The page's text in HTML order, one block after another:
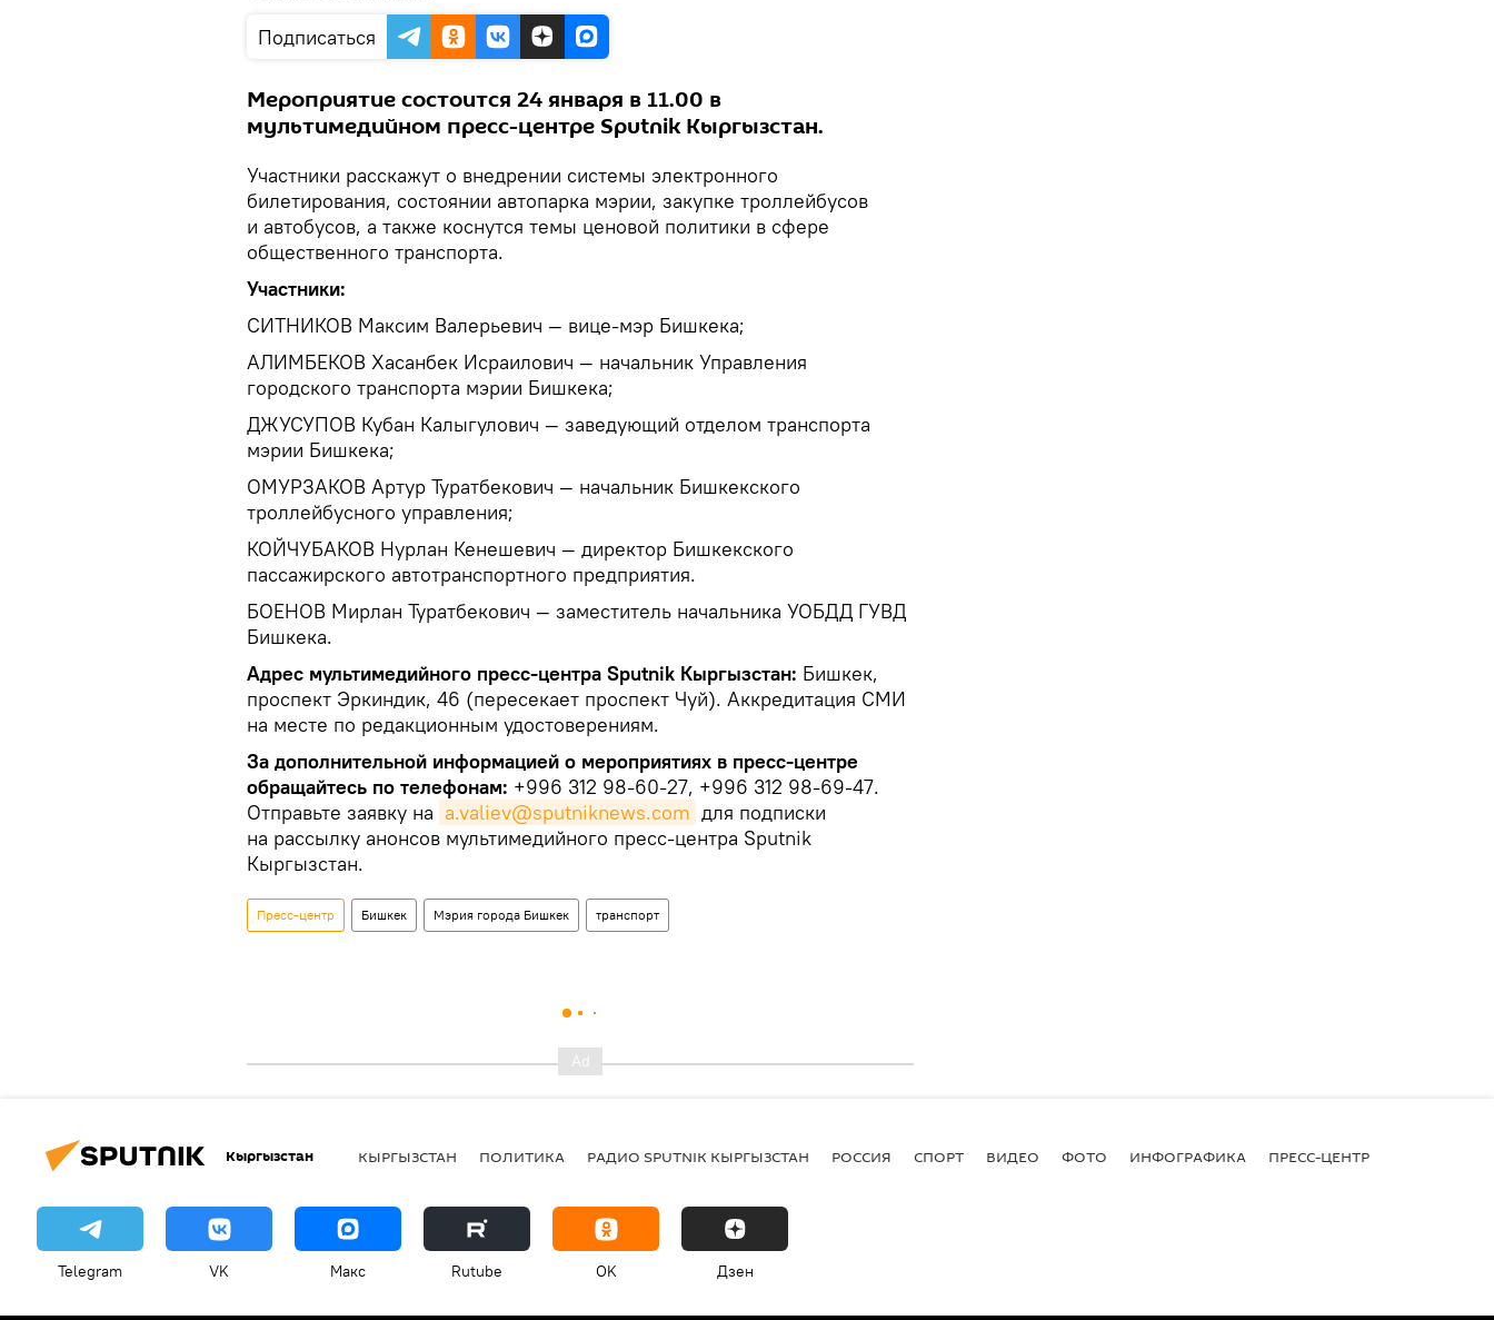
Подписаться
Мероприятие состоится 24 января в 11.00 в
мультимедийном пресс-центре Sputnik Кыргызстан.
Участники расскажут о внедрении системы электронного
билетирования, состоянии автопарка мэрии, закупке троллейбусов
и автобусов, а также коснутся темы ценовой политики в сфере
общественного транспорта.
Участники:
СИТНИКОВ Максим Валерьевич — вице-мэр Бишкека;
АЛИМБЕКОВ Хасанбек Исраилович — начальник Управления
городского транспорта мэрии Бишкека;
ДЖУСУПОВ Кубан Калыгулович — заведующий отделом транспорта
мэрии Бишкека;
ОМУРЗАКОВ Артур Туратбекович — начальник Бишкекского
троллейбусного управления;
КОЙЧУБАКОВ Нурлан Кенешевич — директор Бишкекского
пассажирского автотранспортного предприятия.
БОЕНОВ Мирлан Туратбекович — заместитель начальника УОБДД ГУВД
Бишкека.
Адрес мультимедийного пресс-центра Sputnik Кыргызстан: Бишкек,
проспект Эркиндик, 46 (пересекает проспект Чуй). Аккредитация СМИ
на месте по редакционным удостоверениям.
За дополнительной информацией о мероприятиях в пресс-центре
обращайтесь по телефонам: +996 312 98-60-27, +996 312 98-69-47.
Отправьте заявку на a.valiev@sputniknews.com для подписки
на рассылку анонсов мультимедийного пресс-центра Sputnik
Кыргызстан.
Пресс-центр Бишкек Мэрия города Бишкек транспорт
Кыргызстан КЫРГЫЗСТАН ПОЛИТИКА РАДИО SPUTNIK КЫРГЫЗСТАН РОССИЯ СПОРТ ВИДЕО ФОТО ИНФОГРАФИКА ПРЕСС-ЦЕНТР
Telegram VK Макс Rutube OK Дзен